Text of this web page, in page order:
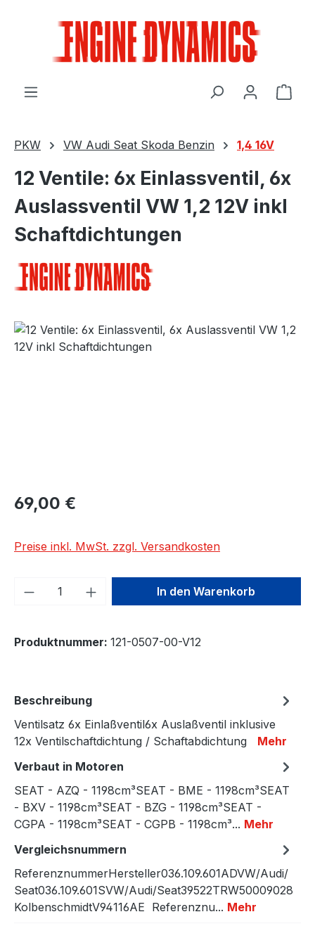
PKW VW Audi Seat Skoda Benzin 1,4 16V
12 Ventile: 6x Einlassventil, 6x
Auslassventil VW 1,2 12V inkl
Schaftdichtungen
Bildergalerie überspringen
Regulärer Preis:
69,00 €
Preise inkl. MwSt. zzgl. Versandkosten
Produkt Anzahl: Gib denIn den Warenkorb
Produktnummer: 121-0507-00-V12
Beschreibung
Ventilsatz 6x Einlaßventil6x Auslaßventil inklusive
12x Ventilschaftdichtung / Schaftabdichtung Mehr
Verbaut in Motoren
SEAT - AZQ - 1198cm³SEAT - BME - 1198cm³SEAT
- BXV - 1198cm³SEAT - BZG - 1198cm³SEAT -
CGPA - 1198cm³SEAT - CGPB - 1198cm³... Mehr
Vergleichsnummern
ReferenznummerHersteller036.109.601ADVW/Audi/
Seat036.109.601SVW/Audi/Seat39522TRW50009028
KolbenschmidtV94116AE Referenznu... Mehr